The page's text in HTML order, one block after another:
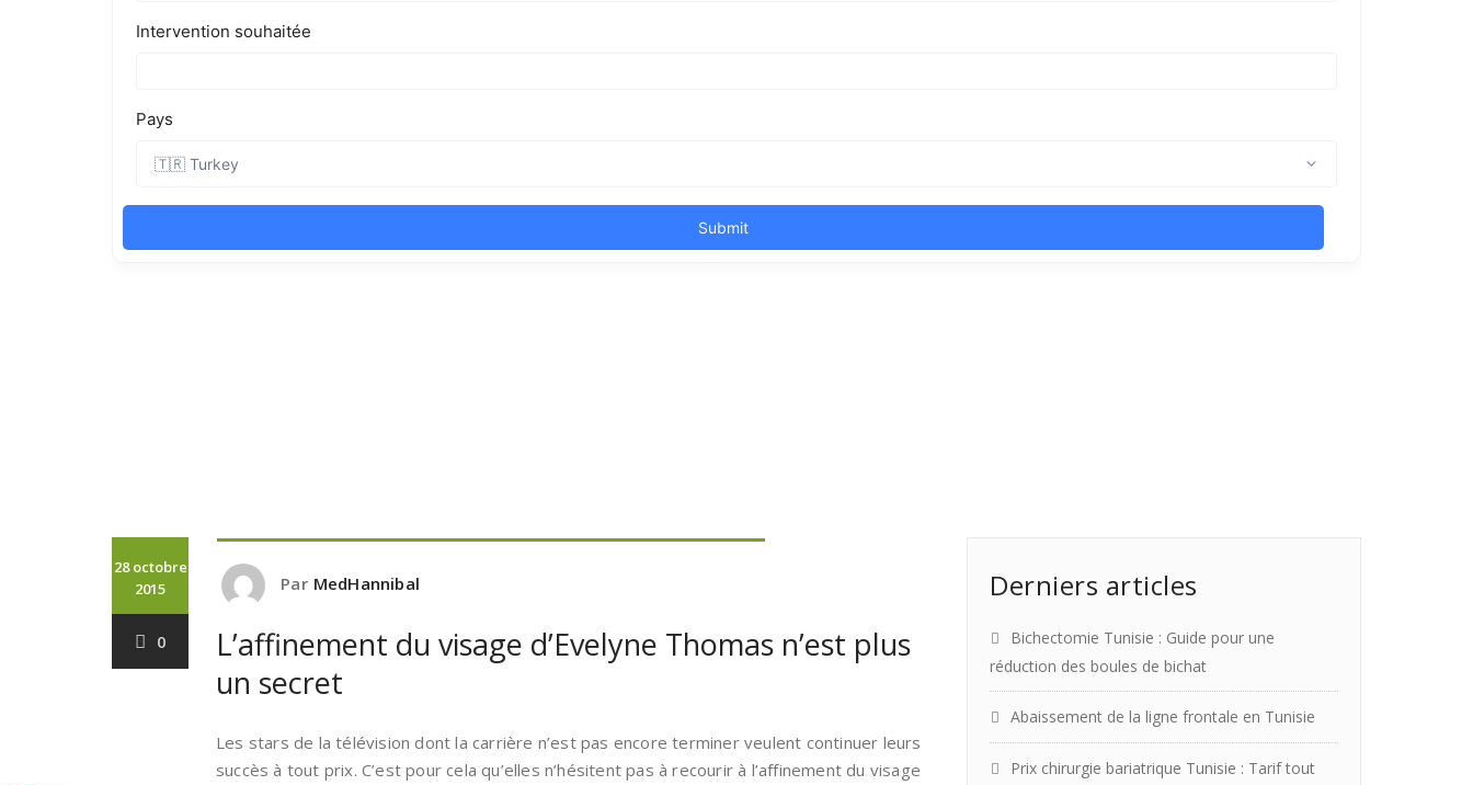
28 octobre
2015
0
Par MedHannibal
L’affinement du visage d’Evelyne Thomas n’est plus
un secret
Les stars de la télévision dont la carrière n’est pas encore terminer veulent continuer leurs
succès à tout prix. C’est pour cela qu’elles n’hésitent pas à recourir à l’affinement du visage
Derniers articles
Bichectomie Tunisie : Guide pour une
réduction des boules de bichat
Abaissement de la ligne frontale en Tunisie
Prix chirurgie bariatrique Tunisie : Tarif tout